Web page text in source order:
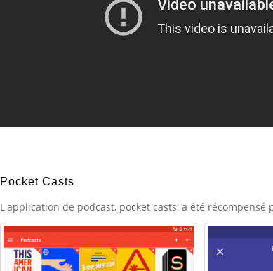
Pocket Casts
L'application de podcast, pocket casts, a été récompensé